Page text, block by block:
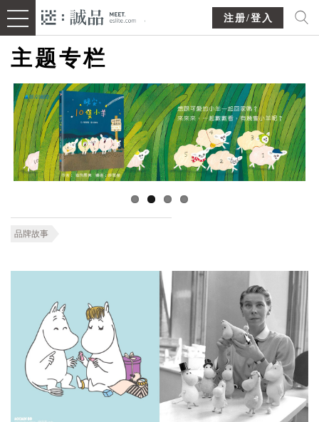
注册/登入
主题专栏
品牌故事